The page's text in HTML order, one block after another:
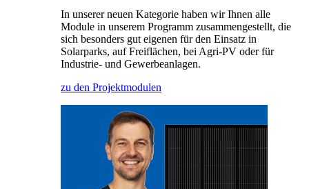
In unserer neuen Kategorie haben wir Ihnen alle
Module in unserem Programm zusammengestellt, die
sich besonders gut eigenen für den Einsatz in
Solarparks, auf Freiflächen, bei Agri-PV oder für
Industrie- und Gewerbeanlagen.
zu den Projektmodulen